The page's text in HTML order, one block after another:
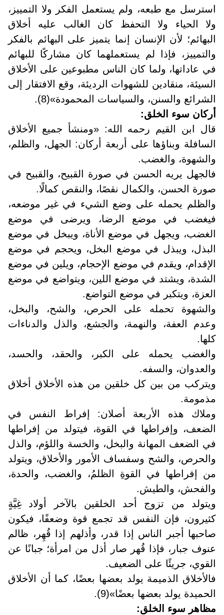
استرسل مع طبعه، ولم يستعمل الفكر ولا التمييز،
ولا الحياء ولا التحفظ كان الغالب عليه أخلاق
البهائم؛ لأن الإنسان إنما يتميز على البهائم بالفكر
والتمييز، فإذا لم يستعملهما كان مشاركًا للبهائم
في عاداتها، ولما كان الناس مطبوعين على الأخلاق
السيئة، منقادين للشهوات الرديئة، وقع الافتقار إلى
الشرائع والسنن، والسياسات المحمودة»(8).
أركان سوء الخلق:
قال ابن القيم رحمه الله: «ومنشأ جميع الأخلاق
السافلة وبناؤها على أربعة أركان: الجهل، والظلم،
والشهوة، والغضب.
فالجهل يريه الحسن في صورة القبيح، والقبيح في
صورة الحسن، والكمال نقصًا، والنقص كمالًا.
والظلم يحمله على وضع الشيء في غير موضعه،
فيغضب في موضع الرضا، ويرضى في موضع
الغضب، ويجهل في موضع الأناة، ويبخل في موضع
البذل، ويبذل في موضع البخل، ويحجم في موضع
الإقدام، ويقدم في موضع الإحجام، ويلين في موضع
الشدة، ويشتد في موضع اللين، ويتواضع في موضع
العزة، ويتكبر في موضع التواضع.
والشهوة تحمله على الحرص، والشح، والبخل،
وعدم العفة، والنهمة، والجشع، والذل والدناءات
كلها.
والغضب يحمله على الكبر، والحقد، والحسد،
والعدوان، والسفه.
ويتركب من بين كل خلقين من هذه الأخلاق أخلاق
مذمومة.
وملاك هذه الأربعة أصلان: إفراط النفس في
الضعف، وإفراطها في القوة، فيتولد من إفراطها
في الضعف المهانة والبخل، والخسة واللؤم، والذل
والحرص، والشح وسفساف الأمور والأخلاق، ويتولد
من إفراطها في القوةِ الظلمُ، والغضب، والحدة،
والفحش، والطيش.
ويتولد من تزوج أحد الخلقين بالآخر أولاد غِيَّةٍ
كثيرون، فإن النفس قد تجمع قوة وضعفًا، فيكون
صاحبها أجبر الناس إذا قدر، وأذلهم إذا قُهِر، ظالم
عنوف جبار، فإذا قُهر صار أذل من امرأة؛ جبانًا عن
القوي، جريئًا على الضعيف.
فالأخلاق الذميمة يولد بعضها بعضًا، كما أن الأخلاق
الحميدة يولد بعضها بعضًا»(9).
مظاهر سوء الخلق: